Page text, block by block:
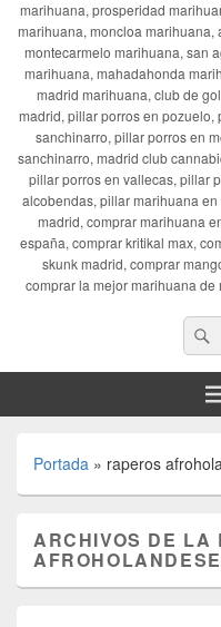
marihuana, prosperidad
marihuana, moncloa
montecarmelo marihuana, san
marihuana, mahadahonda
madrid marihuana, club de
madrid, pillar porros en
sanchinarro, pillar porros en
sanchinarro, madrid club
pillar porros en vallecas, pillar
alcobendas, pillar marihuana
madrid, comprar marihuana
españa, comprar kritikal max,
skunk madrid, comprar
comprar la mejor marihuana
por:
Portada » raperos
ARCHIVOS DE LA